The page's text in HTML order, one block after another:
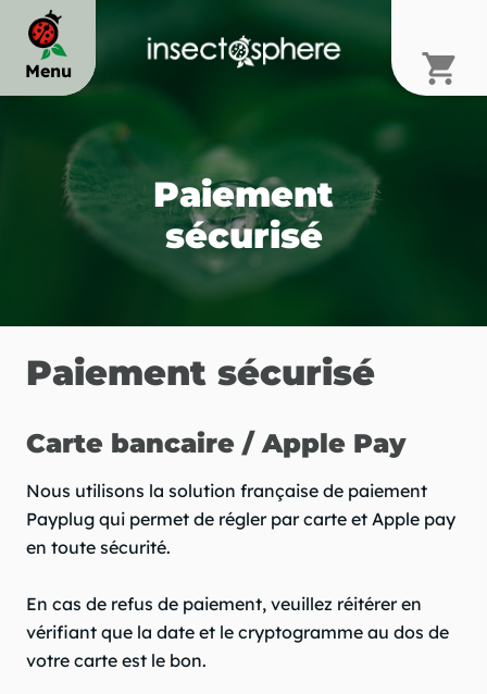
Menu
chevron_right
chevron_right
shopping_cart
Paiement
sécurisé
Paiement sécurisé
Carte bancaire / Apple Pay
Nous utilisons la solution française de paiement
Payplug qui permet de régler par carte et Apple pay
en toute sécurité.
En cas de refus de paiement, veuillez réitérer en
vérifiant que la date et le cryptogramme au dos de
votre carte est le bon.